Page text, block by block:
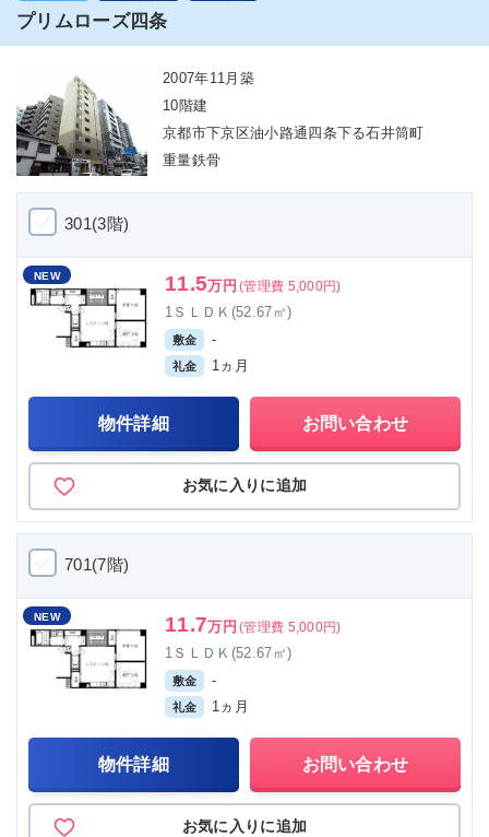
プリムローズ四条
2007年11月築
10階建
京都市下京区油小路通四条下る石井筒町
重量鉄骨
301(3階)
NEW 11.5万円 (管理費 5,000円)
1ＳＬＤＫ(52.67㎡)
敷金 -
礼金 1ヵ月
物件詳細 お問い合わせ
お気に入りに追加
701(7階)
NEW 11.7万円 (管理費 5,000円)
1ＳＬＤＫ(52.67㎡)
敷金 -
礼金 1ヵ月
物件詳細 お問い合わせ
お気に入りに追加